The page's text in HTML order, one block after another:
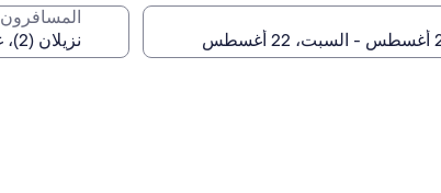
المسافرون